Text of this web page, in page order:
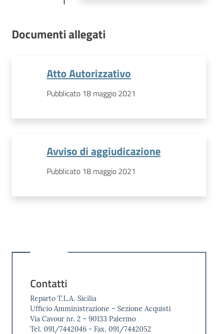
Documenti allegati
Atto Autorizzativo
Pubblicato 18 maggio 2021
Avviso di aggiudicazione
Pubblicato 18 maggio 2021
Contatti
Reparto T.L.A. Sicilia
Ufficio Amministrazione – Sezione Acquisti
Via Cavour nr. 2 – 90133 Palermo
Tel. 091/7442046 - Fax. 091/7442052